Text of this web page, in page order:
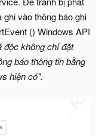
vào thông báo ghi
() Windows API
độc không chỉ đặt
báo thông tin bằng
hiện có".